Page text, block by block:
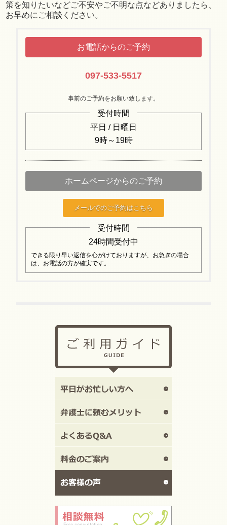
策を知りたいなどご不安やご不明な点などありましたら、
お早めにご相談ください。
お電話からのご予約
097-533-5517
事前のご予約をお願い致します。
受付時間
平日 / 日曜日
9時～19時
ホームページからのご予約
メールでのご予約はこちら
受付時間
24時間受付中
できる限り早い返信を心がけておりますが、お急ぎの場合
は、お電話の方が確実です。